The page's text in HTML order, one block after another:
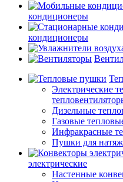
кондиционеры
кондиционеры
Электрические
Дизельные
Газовые
Инфракрасные
Пушки для
электрические
Настенные